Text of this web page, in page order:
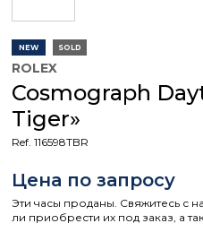
NEW SOLD
ROLEX
Cosmograph
Tiger»
Ref. 116598TBR
Цена по запросу
Эти часы проданы. Свяжитесь с
ли приобрести их под заказ, а